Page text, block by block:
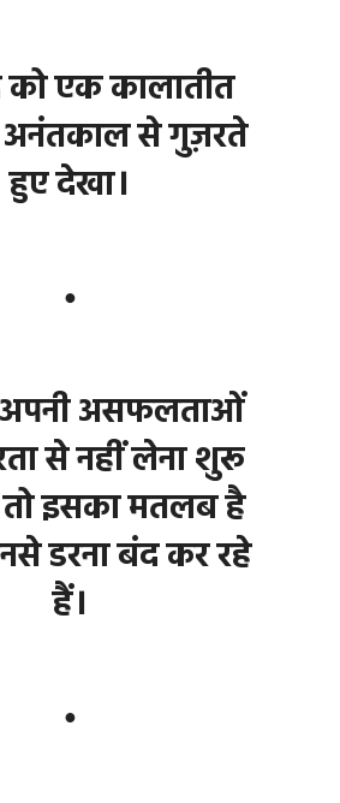
एक कालातीत
से गुज़रते
हुए देखा।
●
असफलताओं
से नहीं लेना शुरू
इसका मतलब है
डरना बंद कर रहे
हैं।
●